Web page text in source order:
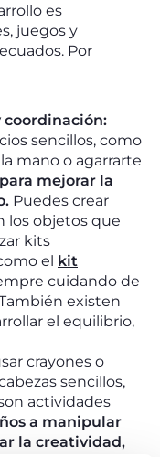
es
juegos y
Por
sencillos, como
la mano o agarrarte
para mejorar la
Puedes crear
los objetos que
kits
el kit
cuidando de
existen
el equilibrio,
crayones o
sencillos,
actividades
a manipular
la creatividad,